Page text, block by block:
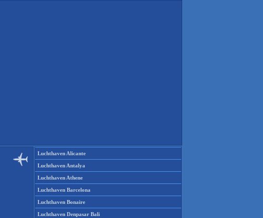
Luchthaven Alicante
Luchthaven Antalya
Luchthaven Athene
Luchthaven Barcelona
Luchthaven Bonaire
Luchthaven Denpasar Bali